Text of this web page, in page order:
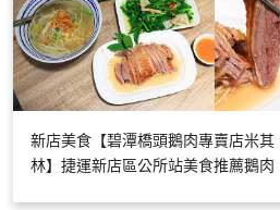
新店美食【碧潭橋頭鵝肉專賣店米其
林】捷運新店區公所站美食推薦鵝肉